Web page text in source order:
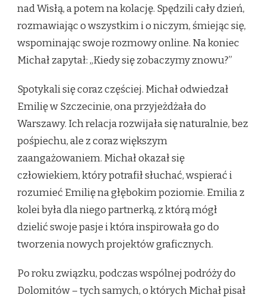
nad Wisłą, a potem na kolację. Spędzili cały dzień,
rozmawiając o wszystkim i o niczym, śmiejąc się,
wspominając swoje rozmowy online. Na koniec
Michał zapytał: „Kiedy się zobaczymy znowu?”
Spotykali się coraz częściej. Michał odwiedzał
Emilię w Szczecinie, ona przyjeżdżała do
Warszawy. Ich relacja rozwijała się naturalnie, bez
pośpiechu, ale z coraz większym
zaangażowaniem. Michał okazał się
człowiekiem, który potrafił słuchać, wspierać i
rozumieć Emilię na głębokim poziomie. Emilia z
kolei była dla niego partnerką, z którą mógł
dzielić swoje pasje i która inspirowała go do
tworzenia nowych projektów graficznych.
Po roku związku, podczas wspólnej podróży do
Dolomitów – tych samych, o których Michał pisał